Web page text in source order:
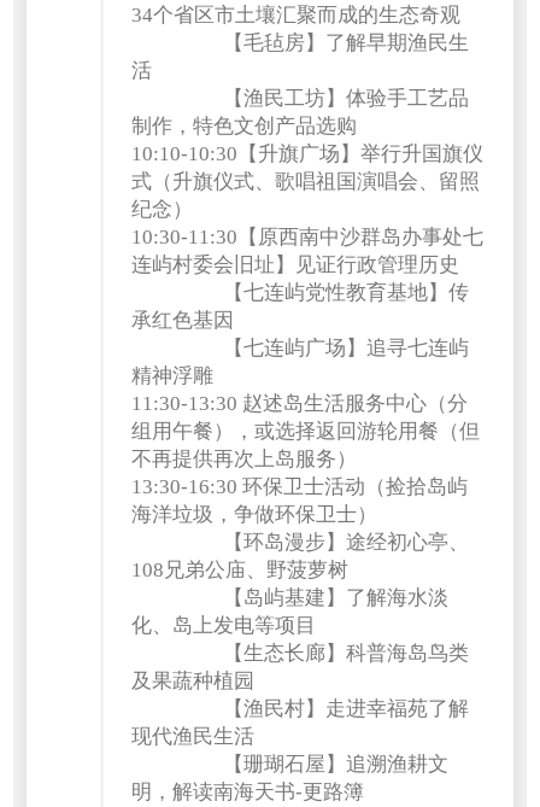
34个省区市土壤汇聚而成的生态奇观
【毛毡房】了解早期渔民生
活
【渔民工坊】体验手工艺品
制作，特色文创产品选购
10:10-10:30【升旗广场】举行升国旗仪
式（升旗仪式、歌唱祖国演唱会、留照
纪念）
10:30-11:30【原西南中沙群岛办事处七
连屿村委会旧址】见证行政管理历史
【七连屿党性教育基地】传
承红色基因
【七连屿广场】追寻七连屿
精神浮雕
11:30-13:30 赵述岛生活服务中心（分
组用午餐），或选择返回游轮用餐（但
不再提供再次上岛服务）
13:30-16:30 环保卫士活动（捡拾岛屿
海洋垃圾，争做环保卫士）
【环岛漫步】途经初心亭、
108兄弟公庙、野菠萝树
【岛屿基建】了解海水淡
化、岛上发电等项目
【生态长廊】科普海岛鸟类
及果蔬种植园
【渔民村】走进幸福苑了解
现代渔民生活
【珊瑚石屋】追溯渔耕文
明，解读南海天书-更路簿